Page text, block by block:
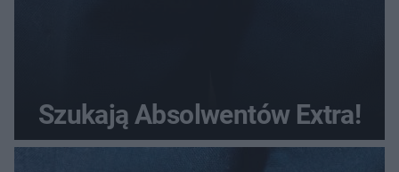
Szukają Absolwentów Extra!